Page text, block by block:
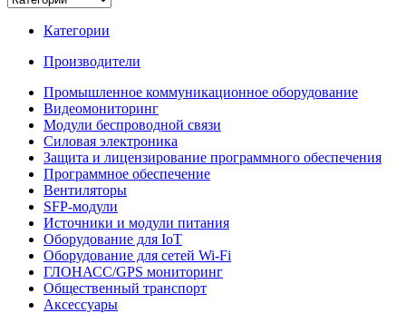
Категории
Производители
Промышленное коммуникационное оборудование
Видеомониторинг
Модули беспроводной связи
Силовая электроника
Защита и лицензирование программного обеспечения
Программное обеспечение
Вентиляторы
SFP-модули
Источники и модули питания
Оборудование для IoT
Оборудование для сетей Wi-Fi
ГЛОНАСС/GPS мониторинг
Общественный транспорт
Аксессуары